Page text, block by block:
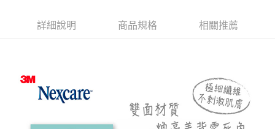
時審查核予不同之上限額度；若仍有額度不足之情形，本公司將視審查結果
請求用戶進行身份認證。
付款後寶雅門市自取(由倉庫統一出貨)
詳細說明 商品規格 相關推薦